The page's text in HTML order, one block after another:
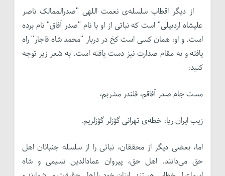
از دیگر اقطاب سلسله‌ی نعمت اللهی "صدرالممالک ناصر
علیشاه اردبیلی" است که نباتی از او با نام "صدر آفاق" نام برده
است. و او، همان کسی است کخ در دربار "محمد شاه قاجار" راه
یافته و به مقام صدارت نیز دست یافته است. به شعر زیر توجه
کنید:
مست جام صدر آفاقم، قلندر مشربم،
زیب ایران ریا، خطه‌ی تهرانی گؤزلر گؤزلریم.
اما، بعضی دیگر از محققان، نباتی را از سلسله جنبانان اهل
حق می‌دانند. اهل حق، پیروان عمادالدین نسیمی و شاه